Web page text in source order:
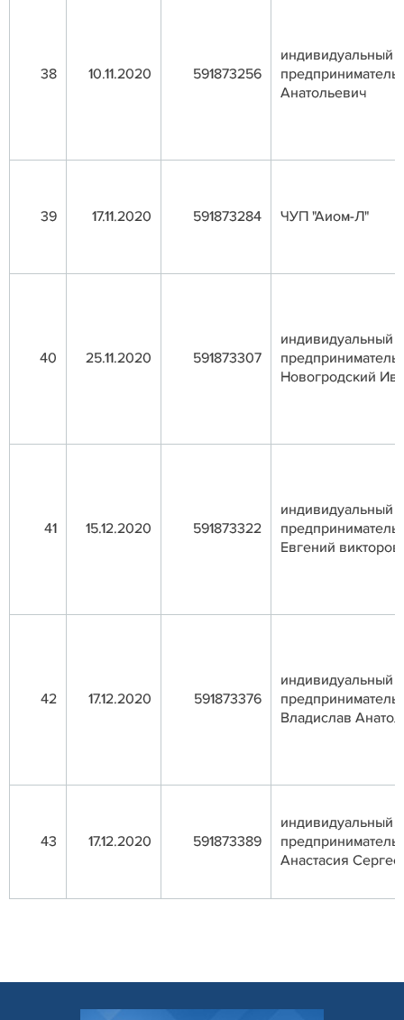
38 10.11.2020 591873256
индивидуальный
Анатольевич
39 17.11.2020 591873284 ЧУП "Аиом-Л"
40 25.11.2020 591873307
индивидуальный
предприниматель
Новогродский
41 15.12.2020 591873322
индивидуальный
Евгений
42 17.12.2020 591873376
индивидуальный
Владислав
43 17.12.2020 591873389
индивидуальный
предприниматель
Анастасия